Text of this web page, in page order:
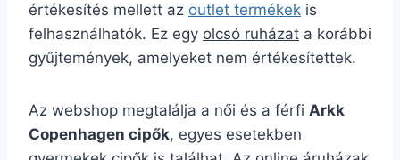
értékesítés mellett az outlet termékek is
felhasználhatók. Ez egy olcsó ruházat a korábbi
gyűjtemények, amelyeket nem értékesítettek.
Az webshop megtalálja a női és a férfi Arkk
Copenhagen cipők, egyes esetekben